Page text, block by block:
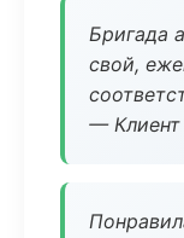
Бригада
свой,
— Клиент